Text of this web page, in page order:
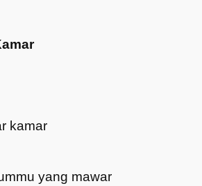
kamar
yang mawar